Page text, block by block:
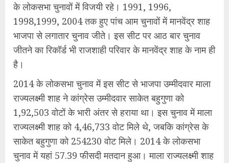
के लोकसभा चुनावों में विजयी रहे। 1991, 1996,
1998,1999, 2004 तक हुए पांच आम चुनावों में मानवेंद्र शाह
भाजपा से लगातार चुनाव जीते। इस सीट पर आठ बार चुनाव
जीतने का रिकॉर्ड भी राजशाही परिवार के मानवेंद्र शाह के नाम ही
है।
2014 के लोकसभा चुनाव में इस सीट से भाजपा उम्मीदवार माला
राज्यलक्ष्मी शाह ने कांग्रेस उम्मीदवार साकेत बहुगुणा को
1,92,503 वोटों के भारी अंतर से हराया था। इस चुनाव में माला
राज्यलक्ष्मी शाह को 4,46,733 वोट मिले थे, जबकि कांग्रेस के
साकेत बहुगुणा को 254230 वोट मिले। 2014 के लोकसभा
चुनाव में यहां 57.39 फीसदी मतदान हुआ। माला राज्यलक्ष्मी शाह